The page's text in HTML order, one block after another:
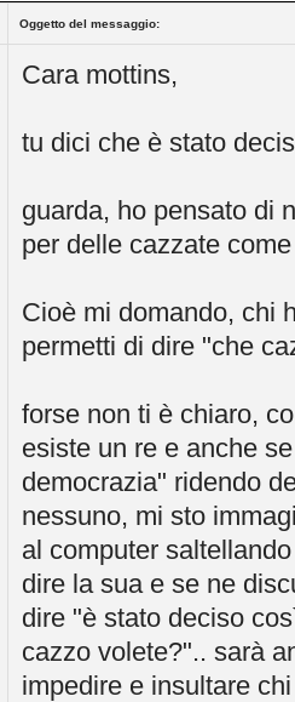
Oggetto del messaggio:
Cara mottins,
tu dici che è stato
guarda, ho pensato di
per delle cazzate
Cioè mi domando, chi
permetti di dire "che
forse non ti è chiaro,
esiste un re e anche
democrazia" ridendo
nessuno, mi sto
al computer
dire la sua e se ne
dire "è stato deciso
cazzo volete?".. sarà
impedire e insultare